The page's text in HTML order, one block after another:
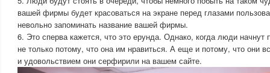
вашей фирмы будет красоваться на экране перед глазами
невольно запоминать название вашей фирмы.
6. Это сперва кажется, что это ерунда. Однако, когда люди начнут
не только потому, что она им нравиться. А еще и потому, что они
и удовольствием они серфирили на вашем сайте.